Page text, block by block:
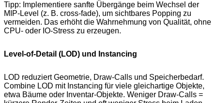
Tipp: Implementiere sanfte Übergänge beim Wechsel der
MIP-Level (z. B. cross-fade), um sichtbares Popping zu
vermeiden. Das erhöht die Wahrnehmung von Qualität, ohne
CPU- oder IO-Stress zu erzeugen.
Level-of-Detail (LOD) und Instancing
LOD reduziert Geometrie, Draw-Calls und Speicherbedarf.
Combine LOD mit Instancing für viele gleichartige Objekte,
etwa Bäume oder Inventar-Objekte. Weniger Draw-Calls =